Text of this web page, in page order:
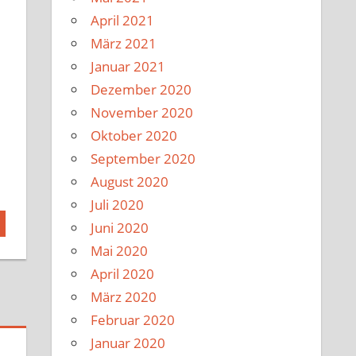
April 2021
März 2021
Januar 2021
Dezember 2020
November 2020
Oktober 2020
September 2020
August 2020
Juli 2020
Juni 2020
Mai 2020
April 2020
März 2020
Februar 2020
Januar 2020